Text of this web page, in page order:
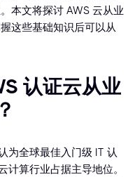
本文将探讨 AWS 云从业
这些基础知识后可以从
认证云从业
为全球最佳入门级 IT 认
计算行业占据主导地位。